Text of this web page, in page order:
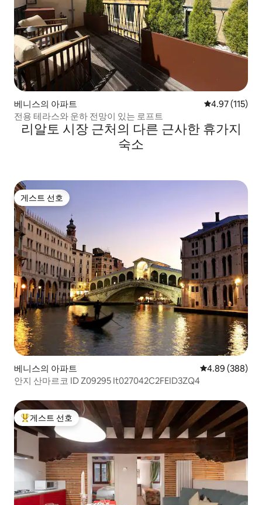
베니스의 아파트 평점 4.97점(5
4.97 (115)
전용 테라스와 운하 전망이 있는 로프트
리알토 시장 근처의 다른 근사한 휴가지
숙소
게스트 선호
게스트 선호
베니스의 아파트 평점 4.89점(5
4.89 (388)
안지 산마르코 ID Z09295 It027042C2FEID3ZQ4
상위 게스트 선호
게스트 선호